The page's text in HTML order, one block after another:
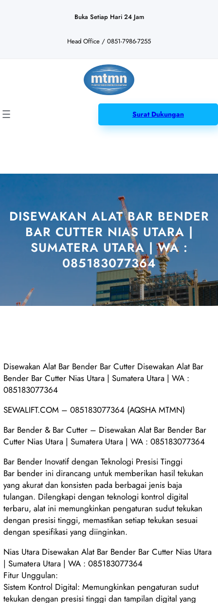
Buka Setiap Hari 24 Jam
Head Office / 0851-7986-7255
Surat Dukungan
DISEWAKAN ALAT BAR BENDER
BAR CUTTER NIAS UTARA |
SUMATERA UTARA | WA :
085183077364
Disewakan Alat Bar Bender Bar Cutter Disewakan Alat Bar
Bender Bar Cutter Nias Utara | Sumatera Utara | WA :
085183077364
SEWALIFT.COM – 085183077364 (AQSHA MTMN)
Bar Bender & Bar Cutter – Disewakan Alat Bar Bender Bar
Cutter Nias Utara | Sumatera Utara | WA : 085183077364
Bar Bender Inovatif dengan Teknologi Presisi Tinggi
Bar bender ini dirancang untuk memberikan hasil tekukan
yang akurat dan konsisten pada berbagai jenis baja
tulangan. Dilengkapi dengan teknologi kontrol digital
terbaru, alat ini memungkinkan pengaturan sudut tekukan
dengan presisi tinggi, memastikan setiap tekukan sesuai
dengan spesifikasi yang diinginkan.
Nias Utara Disewakan Alat Bar Bender Bar Cutter Nias Utara
| Sumatera Utara | WA : 085183077364
Fitur Unggulan:
Sistem Kontrol Digital: Memungkinkan pengaturan sudut
tekukan dengan presisi tinggi dan tampilan digital yang